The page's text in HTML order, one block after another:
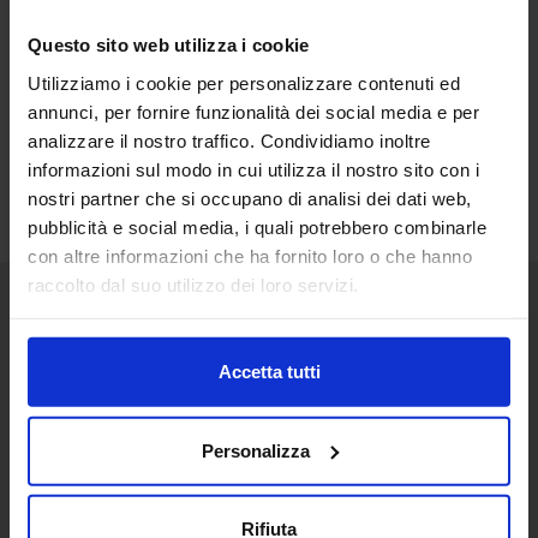
Questo sito web utilizza i cookie
Utilizziamo i cookie per personalizzare contenuti ed
annunci, per fornire funzionalità dei social media e per
analizzare il nostro traffico. Condividiamo inoltre
informazioni sul modo in cui utilizza il nostro sito con i
nostri partner che si occupano di analisi dei dati web,
pubblicità e social media, i quali potrebbero combinarle
con altre informazioni che ha fornito loro o che hanno
raccolto dal suo utilizzo dei loro servizi.
Accetta tutti
Personalizza
Rifiuta
Senaf srl
+ 39 051.325511
+ 39 02.332039460
Progetto e direzione